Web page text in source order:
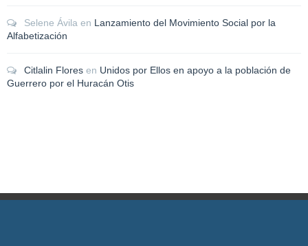
Selene Ávila en Lanzamiento del Movimiento Social por la
Alfabetización
Citlalin Flores en Unidos por Ellos en apoyo a la población de
Guerrero por el Huracán Otis